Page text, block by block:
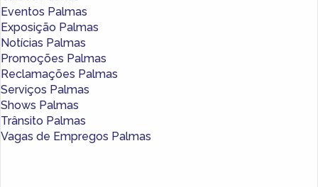
Eventos Palmas
Exposição Palmas
Notícias Palmas
Promoções Palmas
Reclamações Palmas
Serviços Palmas
Shows Palmas
Trânsito Palmas
Vagas de Empregos Palmas